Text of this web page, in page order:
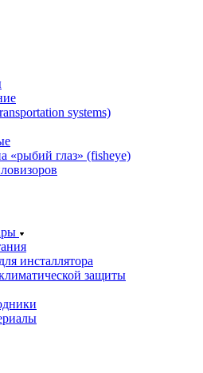
systems)
«рыбий глаз» (fisheye)
инсталлятора
защиты